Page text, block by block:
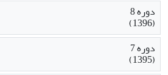
دوره 8
(1396)
دوره 7
(1395)